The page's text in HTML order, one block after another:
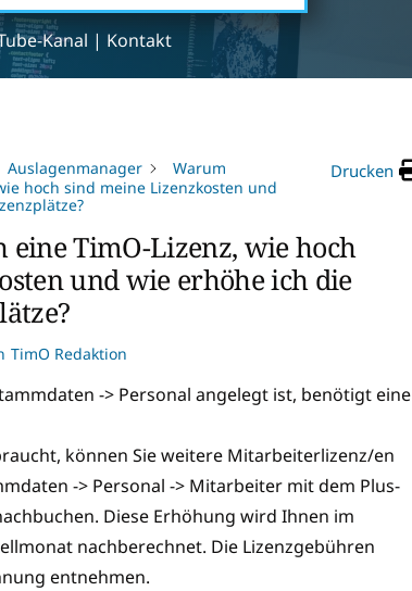
Kanal | Kontakt
Auslagenmanager
Warum
hoch sind meine Lizenzkosten und
Drucken
eine TimO-Lizenz, wie hoch
und wie erhöhe ich die
TimO Redaktion
-> Personal angelegt ist, benötigt eine
können Sie weitere Mitarbeiterlizenz/en
-> Personal -> Mitarbeiter mit dem Plus-
Diese Erhöhung wird Ihnen im
nachberechnet. Die Lizenzgebühren
entnehmen.